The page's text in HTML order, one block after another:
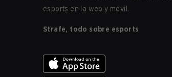
esports en la web y móvil.
Strafe, todo sobre esports